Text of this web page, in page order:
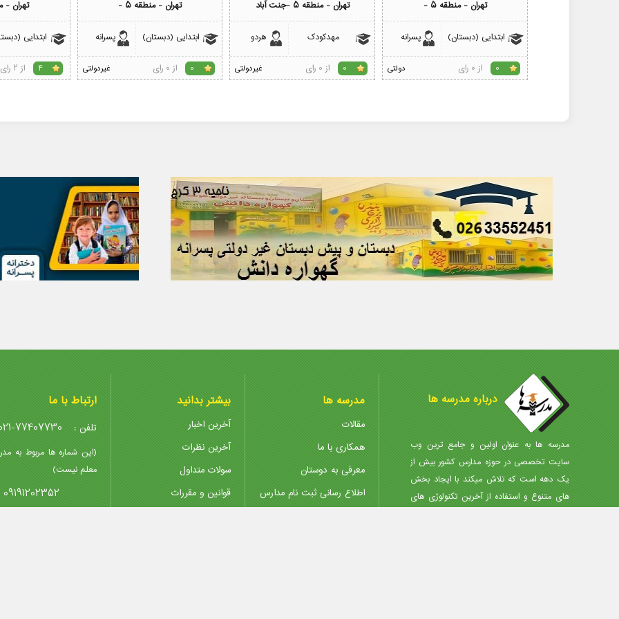
تهران - منطقه 5 -
ابتدایی (دبستان) پسرانه
دولتی 0 از 0 رای
تهران - منطقه 5 -جنت آباد
مهدکودک هردو
غیردولتی 0 از 0 رای
تهران - منطقه 5 -
ابتدایی (دبستان) پسرانه
غیردولتی 0 از 0 رای
تهران -
ابتدایی
4 از 2 رای
درباره مدرسه ها
مدرسه ها به عنوان اولین و جامع ترین وب
سایت تخصصی در حوزه مدارس کشور بیش از
یک دهه است که تلاش میکند با ایجاد بخش
های متنوع و استفاده از آخرین تکنولوژی های
مدرسه ها
مقالات
همکاری با ما
معرفی به دوستان
اطلاع رسانی ثبت نام مدارس
بیشتر بدانید
آخرین اخبار
آخرین نظرات
سولات متداول
قوانین و مقررات
ارتباط با ما
تلفن : 77407730
(این شماره ها مربوط به
معلم نیست)
09191202352